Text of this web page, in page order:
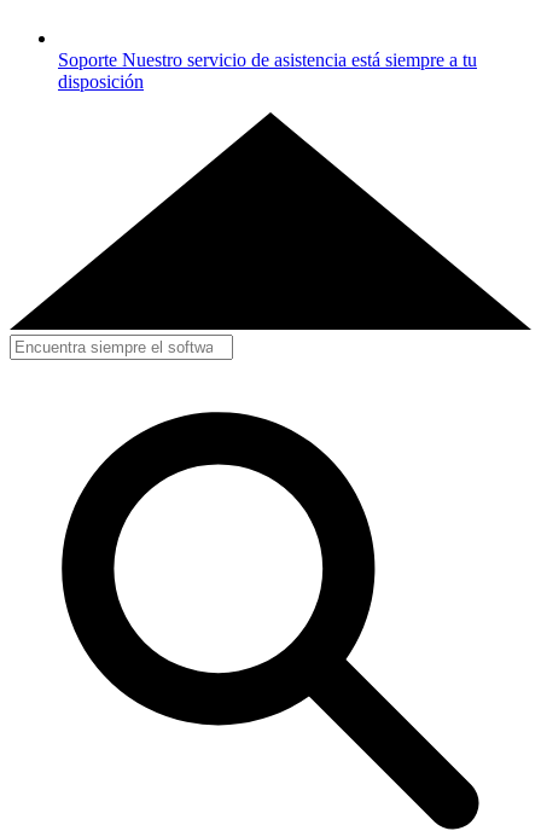
Soporte Nuestro servicio de asistencia está siempre a tu
disposición